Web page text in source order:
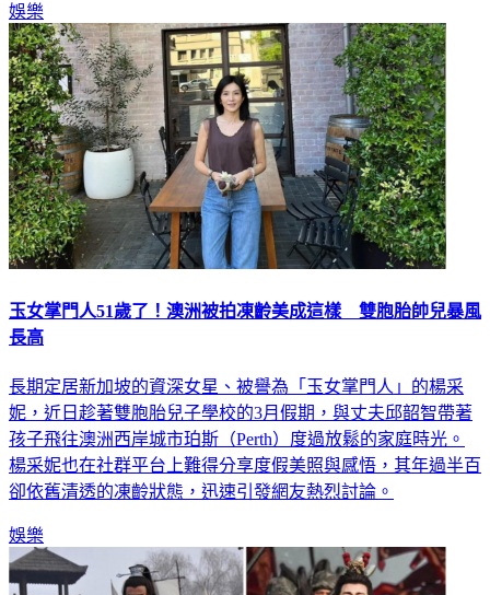
娛樂
玉女掌門人51歲了！澳洲被拍凍齡美成這樣 雙胞胎帥兒暴風
長高
長期定居新加坡的資深女星、被譽為「玉女掌門人」的楊采
妮，近日趁著雙胞胎兒子學校的3月假期，與丈夫邱韶智帶著
孩子飛往澳洲西岸城市珀斯（Perth）度過放鬆的家庭時光。
楊采妮也在社群平台上難得分享度假美照與感悟，其年過半百
卻依舊清透的凍齡狀態，迅速引發網友熱烈討論。
娛樂